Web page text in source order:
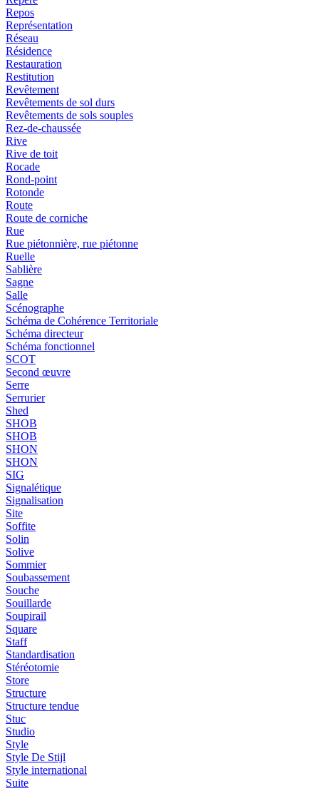
Repos
Représentation
Réseau
Résidence
Restauration
Restitution
Revêtement
Revêtements de sol durs
Revêtements de sols souples
Rez-de-chaussée
Rive
Rive de toit
Rocade
Rond-point
Rotonde
Route
Route de corniche
Rue
Rue piétonnière, rue piétonne
Ruelle
Sablière
Sagne
Salle
Scénographe
Schéma de Cohérence Territoriale
Schéma directeur
Schéma fonctionnel
SCOT
Second œuvre
Serre
Serrurier
Shed
SHOB
SHOB
SHON
SHON
SIG
Signalétique
Signalisation
Site
Soffite
Solin
Solive
Sommier
Soubassement
Souche
Souillarde
Soupirail
Square
Staff
Standardisation
Stéréotomie
Store
Structure
Structure tendue
Stuc
Studio
Style
Style De Stijl
Style international
Suite